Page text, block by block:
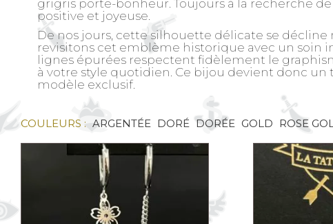
grigris porte-bonheur. Toujours à la recherche
positive et joyeuse.
De nos jours, cette silhouette délicate se
revisitons cet emblème historique avec un soin
lignes épurées respectent fidèlement le
à votre style quotidien. Ce bijou devient donc
modèle exclusif.
COULEURS : ARGENTÉE DORÉ DORÉE GOLD ROSE